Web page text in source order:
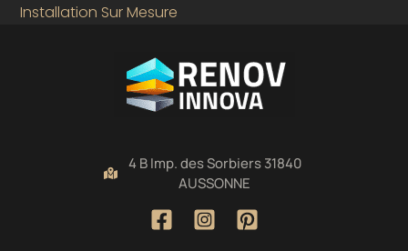
Installation Sur Mesure
4 B Imp. des Sorbiers 31840
AUSSONNE